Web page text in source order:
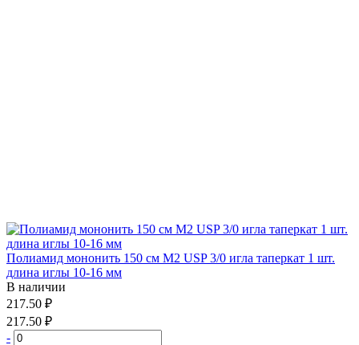
Полиамид мононить 150 см М2 USP 3/0 игла таперкат 1 шт.
длина иглы 10-16 мм
В наличии
217.50 ₽
217.50 ₽
-